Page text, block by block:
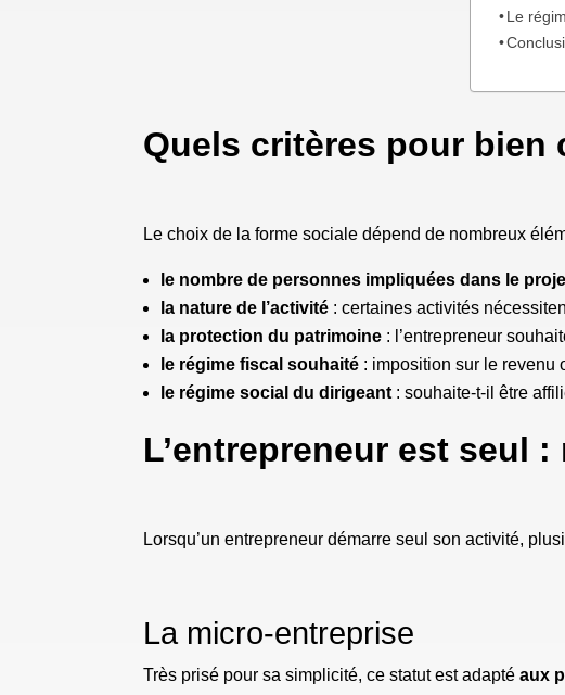
Le
Quels critères pour
Le choix de la forme sociale dépend de nombreux
le nombre de personnes impliquées dans le
la nature de l’activité : certaines activités
la protection du patrimoine : l’entrepreneur
le régime fiscal souhaité : imposition sur le revenu
le régime social du dirigeant : souhaite-t-il être
L’entrepreneur est seul
Lorsqu’un entrepreneur démarre seul son activité,
La micro-entreprise
Très prisé pour sa simplicité, ce statut est adapté aux